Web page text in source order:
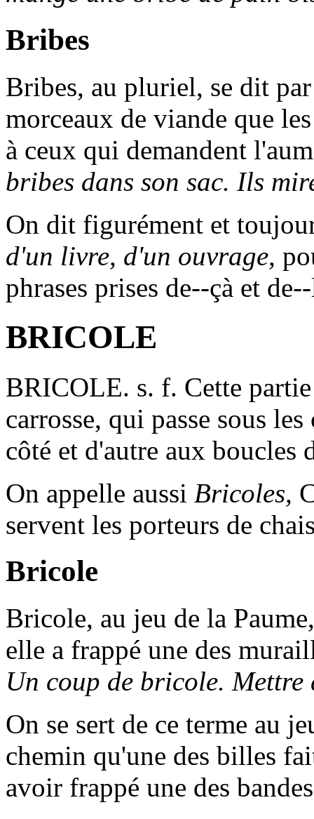
Bribes
Bribes, au pluriel, se dit
morceaux de viande que
à ceux qui demandent
bribes dans son sac. Ils
On dit figurément et
d'un livre, d'un ouvrage,
phrases prises de--çà et
BRICOLE
BRICOLE. s. f. Cette
carrosse, qui passe sous
côté et d'autre aux
On appelle aussi Bricoles,
servent les porteurs de
Bricole
Bricole, au jeu de la
elle a frappé une des
Un coup de bricole. Mettre
On se sert de ce terme au
chemin qu'une des billes
avoir frappé une des